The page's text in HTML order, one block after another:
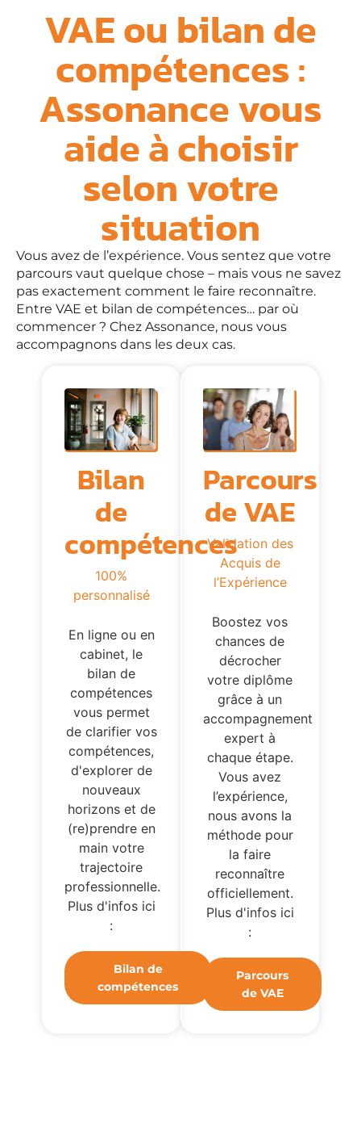
VAE ou bilan de
compétences :
Assonance vous
aide à choisir
selon votre
situation
Vous avez de l’expérience. Vous sentez que votre
parcours vaut quelque chose – mais vous ne savez
pas exactement comment le faire reconnaître.
Entre VAE et bilan de compétences… par où
commencer ? Chez Assonance, nous vous
accompagnons dans les deux cas.
Bilan
de
compétences
100%
personnalisé
En ligne ou en
cabinet, le
bilan de
compétences
vous permet
de clarifier vos
compétences,
d'explorer de
nouveaux
horizons et de
(re)prendre en
main votre
trajectoire
professionnelle.
Plus d'infos ici
:
Bilan de
compétences
Parcours
de VAE
Validation des
Acquis de
l’Expérience
Boostez vos
chances de
décrocher
votre diplôme
grâce à un
accompagnement
expert à
chaque étape.
Vous avez
l’expérience,
nous avons la
méthode pour
la faire
reconnaître
officiellement.
Plus d'infos ici
:
Parcours
de VAE